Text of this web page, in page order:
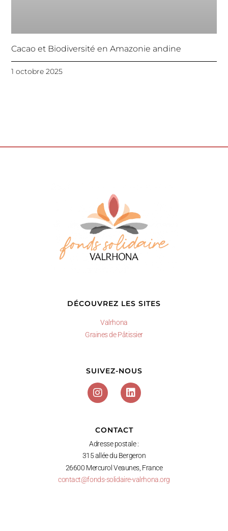
Cacao et Biodiversité en Amazonie andine
1 octobre 2025
DÉCOUVREZ LES SITES
Valrhona
Graines de Pâtissier
SUIVEZ-NOUS
CONTACT
Adresse postale :
315 allée du Bergeron
26600 Mercurol Veaunes, France
contact@fonds-solidaire-valrhona.org